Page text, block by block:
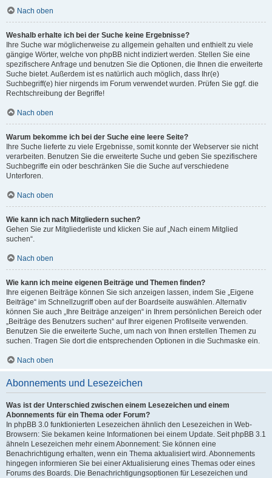
Nach oben
Weshalb erhalte ich bei der Suche keine Ergebnisse?
Ihre Suche war möglicherweise zu allgemein gehalten und enthielt zu viele
gängige Wörter, welche von phpBB nicht indiziert werden. Stellen Sie eine
spezifischere Anfrage und benutzen Sie die Optionen, die Ihnen die erweiterte
Suche bietet. Außerdem ist es natürlich auch möglich, dass Ihr(e)
Suchbegriff(e) hier nirgends im Forum verwendet wurden. Prüfen Sie ggf. die
Rechtschreibung der Begriffe!
Nach oben
Warum bekomme ich bei der Suche eine leere Seite?
Ihre Suche lieferte zu viele Ergebnisse, somit konnte der Webserver sie nicht
verarbeiten. Benutzen Sie die erweiterte Suche und geben Sie spezifischere
Suchbegriffe ein oder beschränken Sie die Suche auf verschiedene
Unterforen.
Nach oben
Wie kann ich nach Mitgliedern suchen?
Gehen Sie zur Mitgliederliste und klicken Sie auf „Nach einem Mitglied
suchen“.
Nach oben
Wie kann ich meine eigenen Beiträge und Themen finden?
Ihre eigenen Beiträge können Sie sich anzeigen lassen, indem Sie „Eigene
Beiträge“ im Schnellzugriff oben auf der Boardseite auswählen. Alternativ
können Sie auch „Ihre Beiträge anzeigen“ in Ihrem persönlichen Bereich oder
„Beiträge des Benutzers suchen“ auf Ihrer eigenen Profilseite verwenden.
Benutzen Sie die erweiterte Suche, um nach von Ihnen erstellen Themen zu
suchen. Tragen Sie dort die entsprechenden Optionen in die Suchmaske ein.
Nach oben
Abonnements und Lesezeichen
Was ist der Unterschied zwischen einem Lesezeichen und einem
Abonnements für ein Thema oder Forum?
In phpBB 3.0 funktionierten Lesezeichen ähnlich den Lesezeichen in Web-
Browsern: Sie bekamen keine Informationen bei einem Update. Seit phpBB 3.1
ähneln Lesezeichen mehr einem Abonnement: Sie können eine
Benachrichtigung erhalten, wenn ein Thema aktualisiert wird. Abonnements
hingegen informieren Sie bei einer Aktualisierung eines Themas oder eines
Forums des Boards. Die Benachrichtigungsoptionen für Lesezeichen und